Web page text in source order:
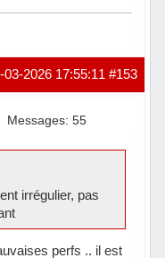
#153
03-2026 17:55:11
Messages: 55
irrégulier, pas
perfs .. il est